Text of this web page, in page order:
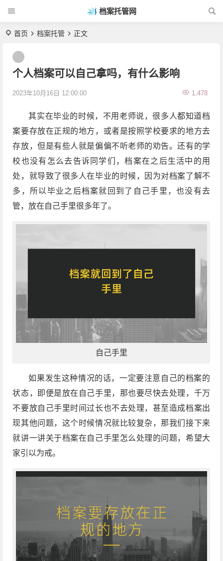
档案托管网
首页 档案托管 正文
个人档案可以自己拿吗，有什么影响
2023年10月16日 12:00:00 1,478
其实在毕业的时候，不用老师说，很多人都知道档
案要存放在正规的地方，或者是按照学校要求的地方去
存放，但是有些人就是偏偏不听老师的劝告。还有的学
校也没有怎么去告诉同学们，档案在之后生活中的用
处，就导致了很多人在毕业的时候，因为对档案了解不
多，所以毕业之后档案就回到了自己手里，也没有去
管，放在自己手里很多年了。
自己手里
如果发生这种情况的话，一定要注意自己的档案的
状态，即便是放在自己手里，那也要尽快去处理，千万
不要放自己手里时间过长也不去处理，甚至造成档案出
现其他问题，这个时候情况就比较复杂，那我们接下来
就讲一讲关于档案在自己手里怎么处理的问题，希望大
家引以为戒。